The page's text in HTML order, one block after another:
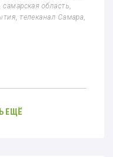
,самарская область,
,телеканал Самара,
ЕЩЁ